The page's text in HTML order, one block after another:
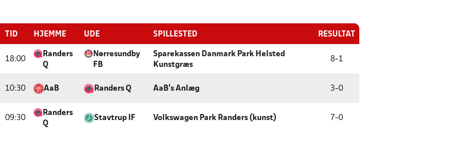
TID HJEMME UDE SPILLESTED RESULTAT
18:00
Randers
Q
Nørresundby
FB
Sparekassen Danmark Park Helsted
Kunstgræs
8-1
10:30 AaB Randers Q AaB's Anlæg 3-0
09:30
Randers
Q
Stavtrup IF Volkswagen Park Randers (kunst) 7 -0